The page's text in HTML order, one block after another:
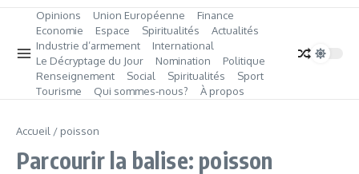
Opinions Union Européenne
Finance
Economie
Espace Spiritualités
Actualités
Industrie d’armement
International
Le Décryptage du Jour
Nomination
Politique
Renseignement
Social Spiritualités
Sport
Tourisme
Qui sommes‑nous? À propos
Accueil / poisson
Parcourir la balise: poisson